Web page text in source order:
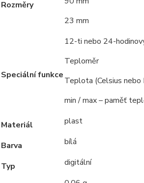
Rozměry
23 mm
Speciální funkce
12-ti nebo 24-
Teploměr
Teplota (Celsius nebo
min / max – paměť
Materiál plast
Barva bílá
Typ digitální